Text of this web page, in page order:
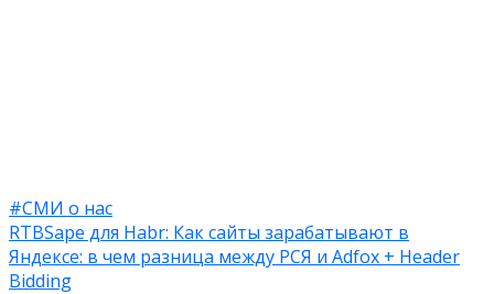
#СМИ о нас
RTBSape для Habr: Как сайты зарабатывают в
Яндексе: в чем разница между РСЯ и Adfox + Header
Bidding